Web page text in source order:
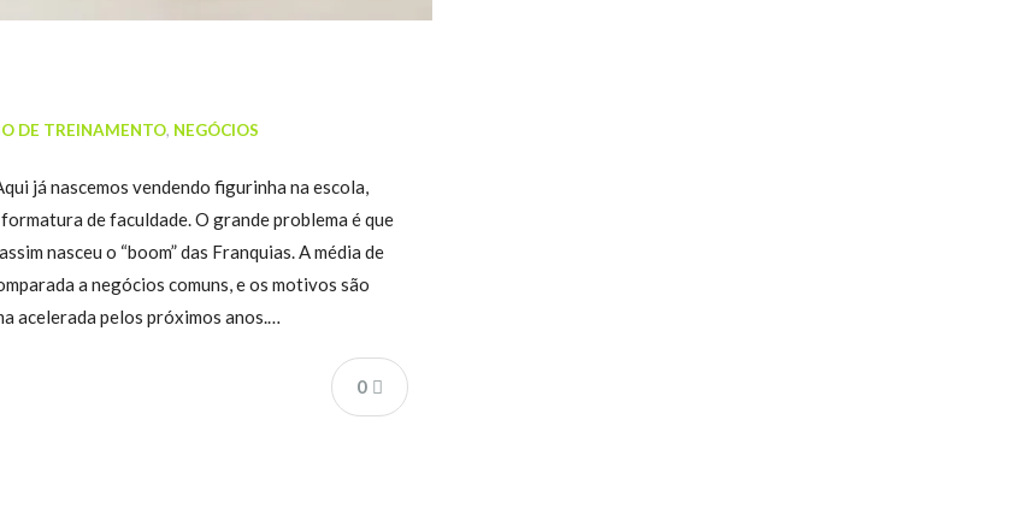
DE TREINAMENTO, NEGÓCIOS
já nascemos vendendo figurinha na escola,
de faculdade. O grande problema é que
nasceu o “boom” das Franquias. A média de
a negócios comuns, e os motivos são
acelerada pelos próximos anos.…
0